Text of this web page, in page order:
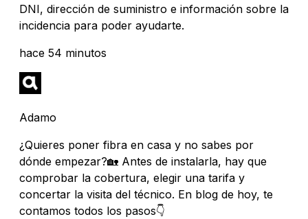
DNI, dirección de suministro e información sobre la
incidencia para poder ayudarte.
hace 54 minutos
Adamo
¿Quieres poner fibra en casa y no sabes por
dónde empezar?🏡 Antes de instalarla, hay que
comprobar la cobertura, elegir una tarifa y
concertar la visita del técnico. En blog de hoy, te
contamos todos los pasos👇